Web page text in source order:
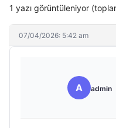
1 yazı görüntüleniyor
07/04/2026: 5:42 am
A admin